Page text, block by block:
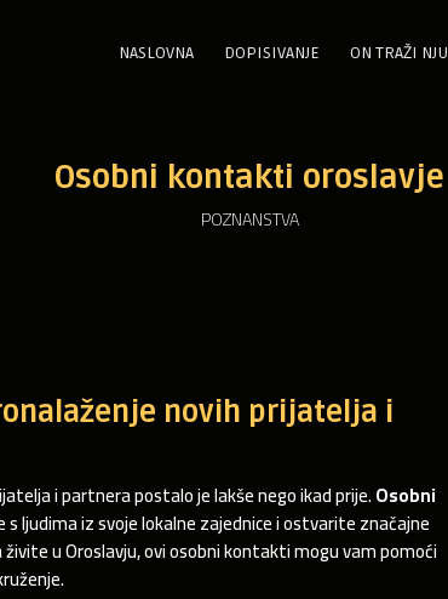
NASLOVNA DOPISIVANJE ON TRAŽI NJU
Osobni kontakti oroslavje
POZNANSTVA
novih prijatelja i
i partnera postalo je lakše nego ikad prije.Osobni
ljudima iz svoje lokalne zajednice i ostvarite značajne
u Oroslavju, ovi osobni kontakti mogu vam pomoći